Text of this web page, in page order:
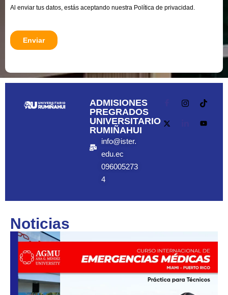
ADMISIONES
PREGRADOS
UNIVERSITARIO
RUMIÑAHUI
info@ister.
edu.ec
096005273
4
Noticias